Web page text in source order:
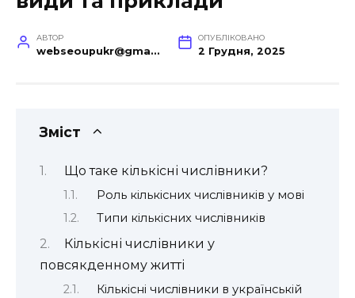
АВТОР
webseoupukr@gmail.com
ОПУБЛІКОВАНО
2 Грудня, 2025
Зміст
Що таке кількісні числівники?
Роль кількісних числівників у мові
Типи кількісних числівників
Кількісні числівники у
повсякденному житті
Кількісні числівники в українській